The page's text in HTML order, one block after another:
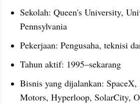
Sekolah: Queen's University,
Pennsylvania
Pekerjaan: Pengusaha, teknisi
Tahun aktif: 1995–sekarang
Bisnis yang dijalankan: SpaceX,
Motors, Hyperloop, SolarCity,